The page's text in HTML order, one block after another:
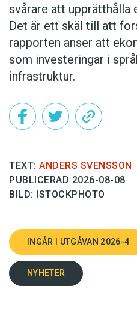
svårare att upprätthålla
Det är ett skäl till att
rapporten anser att
som investeringar i
infrastruktur.
TEXT: ANDERS SVENSSON
PUBLICERAD 2026-08-08
BILD: ISTOCKPHOTO
INGÅR I UTGÅVAN 2026-4
NYHETER